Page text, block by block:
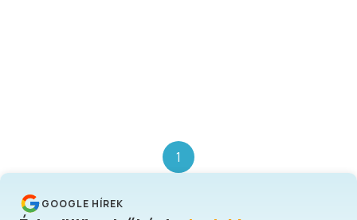
1
GOOGLE HÍREK